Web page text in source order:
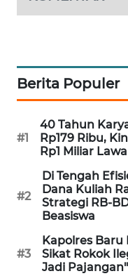
Berita Populer
#1
40 Tahun
Rp179 Ribu,
Rp1 Miliar
#2
Di Tengah
Dana Kuliah
Strategi RB-
Beasiswa
#3
Kapolres Baru
Sikat Rokok
Jadi Pajangan"
NEWS
KARING
JURNAL
MARITIM
HUMBANG
NEWS
GARONGGANG
NEWS